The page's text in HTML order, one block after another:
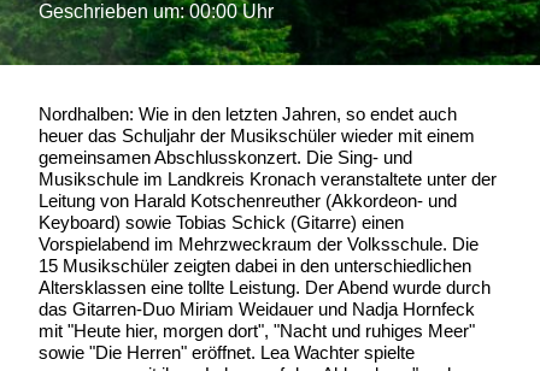
Geschrieben um: 00:00 Uhr
Nordhalben: Wie in den letzten Jahren, so endet auch
heuer das Schuljahr der Musikschüler wieder mit einem
gemeinsamen Abschlusskonzert. Die Sing- und
Musikschule im Landkreis Kronach veranstaltete unter der
Leitung von Harald Kotschenreuther (Akkordeon- und
Keyboard) sowie Tobias Schick (Gitarre) einen
Vorspielabend im Mehrzweckraum der Volksschule. Die
15 Musikschüler zeigten dabei in den unterschiedlichen
Altersklassen eine tollte Leistung. Der Abend wurde durch
das Gitarren-Duo Miriam Weidauer und Nadja Hornfeck
mit "Heute hier, morgen dort", "Nacht und ruhiges Meer"
sowie "Die Herren" eröffnet. Lea Wachter spielte